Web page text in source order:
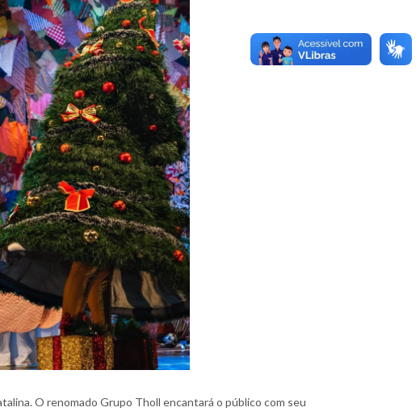
O renomado Grupo Tholl encantará o público com seu